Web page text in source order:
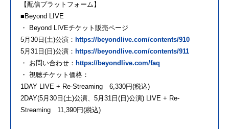
【配信プラットフォーム】
■Beyond LIVE
・ Beyond LIVEチケット販売ページ
5月30日(土)公演： https://beyondlive.com/contents/910
5月31日(日)公演： https://beyondlive.com/contents/911
・ お問い合わせ： https://beyondlive.com/faq
・ 視聴チケット価格：
1DAY LIVE + Re-Streaming 6,330円(税込)
2DAY(5月30日(土)公演、5月31日(日)公演) LIVE + Re-
Streaming 11,390円(税込)